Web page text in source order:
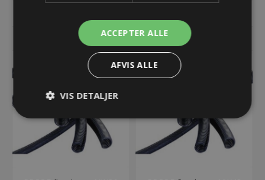
ACCEPTER ALLE
AFVIS ALLE
VIS DETALJER